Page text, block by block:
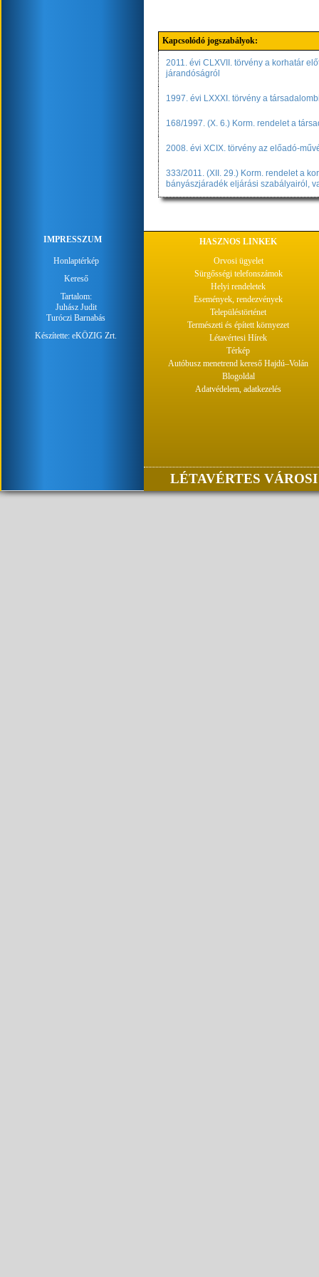
Kapcsolódó jogszabályok:
2011. évi CLXVII. törvény a korhatár
járandóságról
1997. évi LXXXI. törvény a
168/1997. (X. 6.) Korm. rendelet a
2008. évi XCIX. törvény az előadó-
333/2011. (XII. 29.) Korm. rendelet a
bányászjáradék eljárási szabályairól,
IMPRESSZUM
Honlaptérkép
Kereső
Tartalom:
Juhász Judit
Turóczi Barnabás
Készítette:eKÖZIG Zrt.
HASZNOS LINKEK
Orvosi ügyelet
Sürgősségi telefonszámok
Helyi rendeletek
Események, rendezvények
Településtörténet
Természeti és épített környezet
Létavértesi Hírek
Térkép
Autóbusz menetrend kereső Hajdú–Volán
Blogoldal
Adatvédelem, adatkezelés
LÉTAVÉRTES